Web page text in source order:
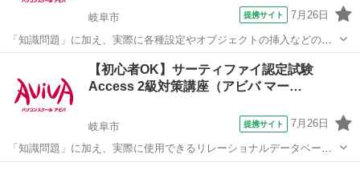
岐阜市 提携サイト 7月26日
「知識問題」に加え、実際に各種設定やオブジェクトの挿入などの機
能を駆使したプレゼンテーションを作成する「実技問題」を解くこと
で、実践的な能力を証明できる資格制度の、初級対策講座です。 アビ
バのパソコン講座は全て、受講内容・...
その他
【初心者OK】サーティファイ認定試験
Access 2級対策講座（アビバ マー…
岐阜市 提携サイト 7月26日
「知識問題」に加え、実際に使用できるリレーショナルデータベース
を作成する「実技問題」を解くことで、実践的な能力を証明できる資